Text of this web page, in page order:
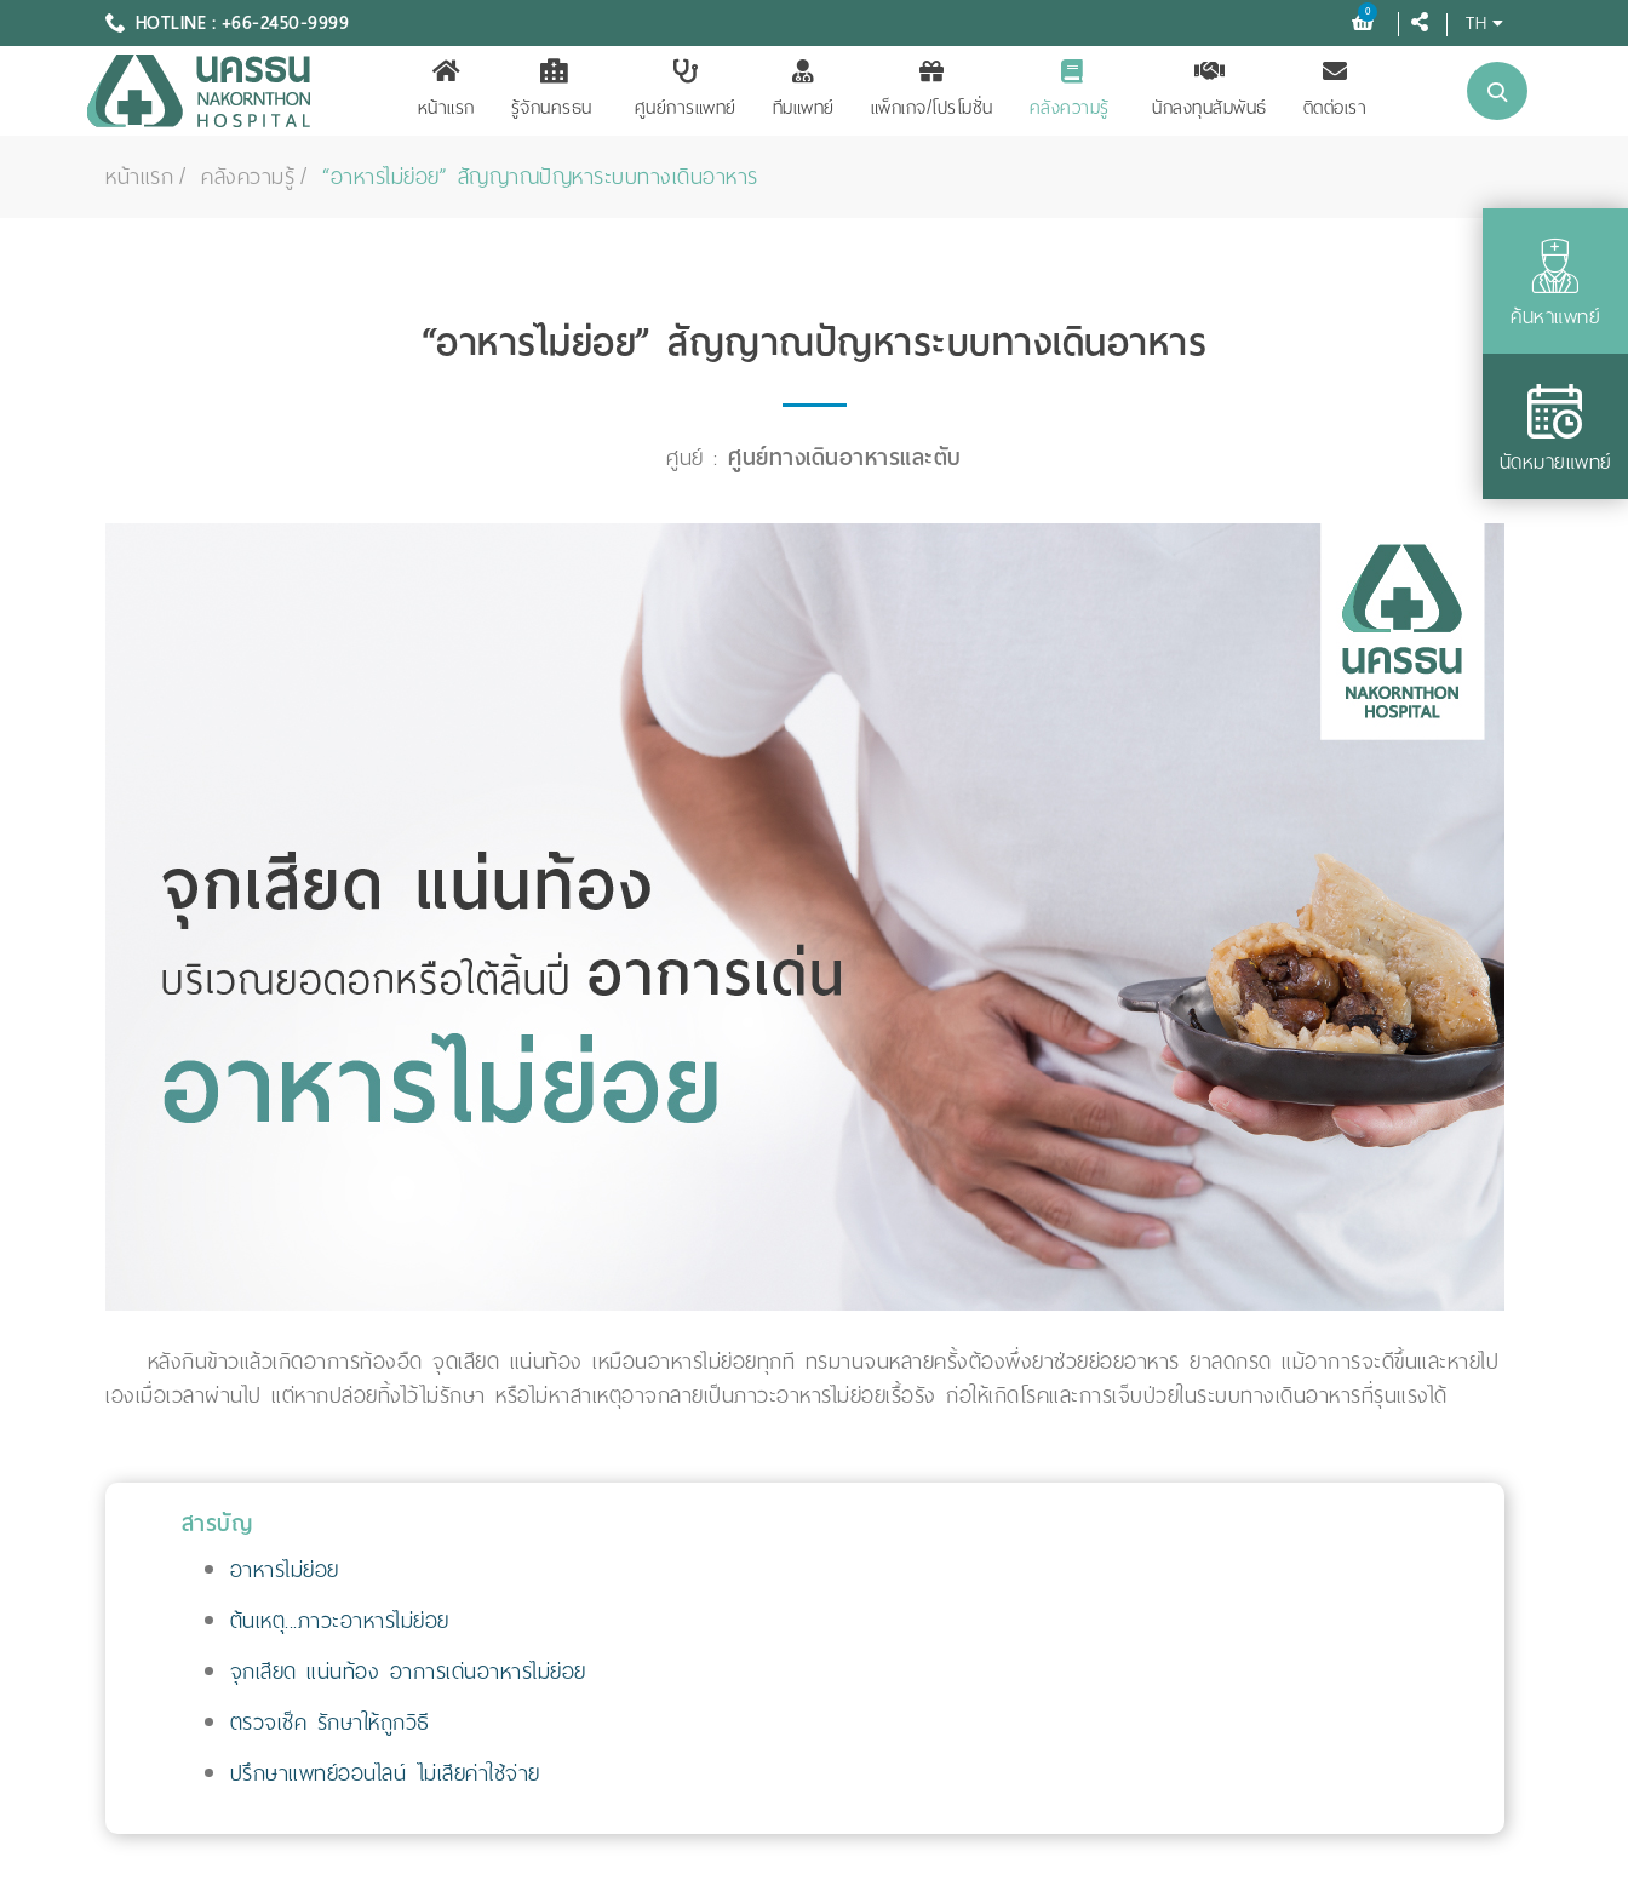
HOTLINE : +66-2450-9999 0 TH
หน้าแรก รู้จักนครธน ศูนย์การแพทย์ ทีมแพทย์ แพ็กเกจ/โปรโมชั่น คลังความรู้ นักลงทุนสัมพันธ์ ติดต่อเรา
ค้นหาแพทย์
นัดหมายแพทย์
หน้าแรก คลังความรู้ “อาหารไม่ย่อย” สัญญาณปัญหาระบบทางเดินอาหาร
“อาหารไม่ย่อย” สัญญาณปัญหาระบบทางเดินอาหาร
ศูนย์ : ศูนย์ทางเดินอาหารและตับ
หลังกินข้าวแล้วเกิดอาการท้องอืด จุดเสียด แน่นท้อง เหมือนอาหารไม่ย่อยทุกที ทรมานจนหลายครั้งต้องพึ่งยาช่วยย่อยอาหาร ยาลดกรด แม้อาการจะดีขึ้นและหายไป
เองเมื่อเวลาผ่านไป แต่หากปล่อยทิ้งไว้ไม่รักษา หรือไม่หาสาเหตุอาจกลายเป็นภาวะอาหารไม่ย่อยเรื้อรัง ก่อให้เกิดโรคและการเจ็บป่วยในระบบทางเดินอาหารที่รุนแรงได้
สารบัญ
อาหารไม่ย่อย
ต้นเหตุ...ภาวะอาหารไม่ย่อย
จุกเสียด แน่นท้อง อาการเด่นอาหารไม่ย่อย
ตรวจเช็ค รักษาให้ถูกวิธี
ปรึกษาแพทย์ออนไลน์ ไม่เสียค่าใช้จ่าย